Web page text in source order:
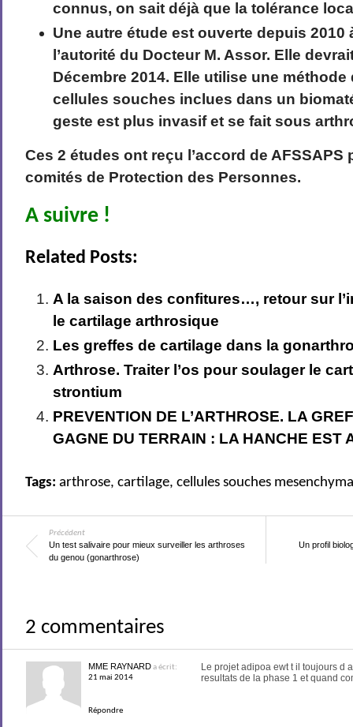
connus, on sait déjà que la tolérance
Une autre étude est ouverte depuis 2010
l’autorité du Docteur M. Assor. Elle
Décembre 2014. Elle utilise une méthode
cellules souches inclues dans un
geste est plus invasif et se fait sous
Ces 2 études ont reçu l’accord de AFSSAPS
comités de Protection des Personnes.
A suivre !
Related Posts:
A la saison des confitures…, retour sur
le cartilage arthrosique
Les greffes de cartilage dans la
Arthrose. Traiter l’os pour soulager le
strontium
PREVENTION DE L’ARTHROSE. LA
GAGNE DU TERRAIN : LA HANCHE EST
Tags:arthrose,cartilage,cellules souches
Précédent
Un test salivaire pour mieux surveiller les arthroses
du genou (gonarthrose)
Un profil
2 commentaires
MME RAYNARDa écrit:
21 mai 2014
Répondre
Le projet adipoa ewt t il toujours d
resultats de la phase 1 et quand